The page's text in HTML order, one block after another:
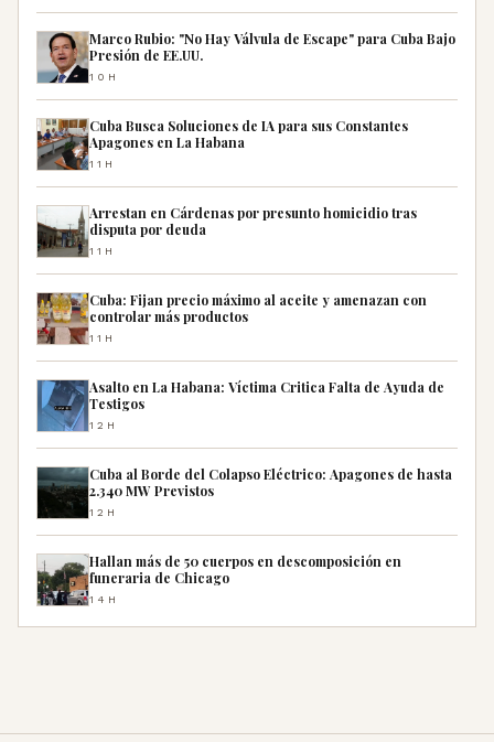
Marco Rubio: "No Hay Válvula de Escape" para Cuba Bajo
Presión de EE.UU.
10H
Cuba Busca Soluciones de IA para sus Constantes
Apagones en La Habana
11H
Arrestan en Cárdenas por presunto homicidio tras
disputa por deuda
11H
Cuba: Fijan precio máximo al aceite y amenazan con
controlar más productos
11H
Asalto en La Habana: Víctima Critica Falta de Ayuda de
Testigos
12H
Cuba al Borde del Colapso Eléctrico: Apagones de hasta
2.340 MW Previstos
12H
Hallan más de 50 cuerpos en descomposición en
funeraria de Chicago
14H